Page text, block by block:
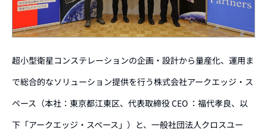
超小型衛星コンステレーションの企画・設計から量産化、運用ま
で総合的なソリューション提供を行う株式会社アークエッジ・ス
ペース（本社：東京都江東区、代表取締役 CEO ：福代孝良、以
下「アークエッジ・スペース」）と、一般社団法人クロスユー